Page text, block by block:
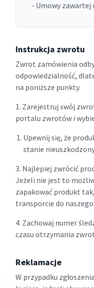
- Umowy zawartej
Instrukcja zwrotu
Zwrot zamówienia
odpowiedzialność,
na poniższe punkty.
1. Zarejestruj swój
portalu zwrotów i
Upewnij się, że
stanie
3. Najlepiej zwrócić
Jeżeli nie jest to
zapakować produkt
transporcie do
4. Zachowaj numer
czasu otrzymania
Reklamacje
W przypadku